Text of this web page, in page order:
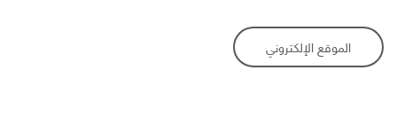
الموقع الإلكتروني